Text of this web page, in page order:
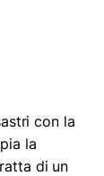
con la
la
di un